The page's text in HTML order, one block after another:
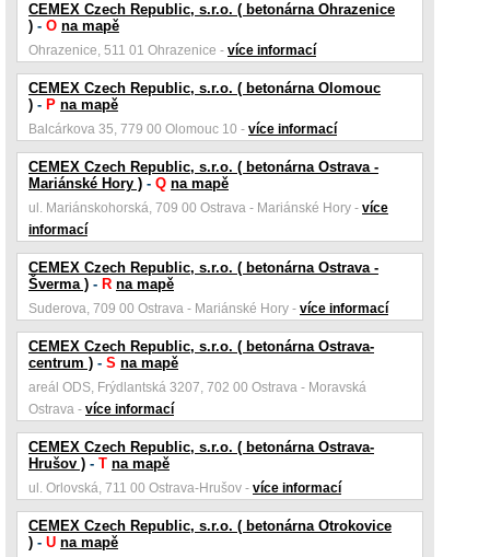
CEMEX Czech Republic, s.r.o. ( betonárna Ohrazenice
) - O na mapě
Ohrazenice, 511 01 Ohrazenice - více informací
CEMEX Czech Republic, s.r.o. ( betonárna Olomouc
) - P na mapě
Balcárkova 35, 779 00 Olomouc 10 - více informací
CEMEX Czech Republic, s.r.o. ( betonárna Ostrava -
Mariánské Hory ) - Q na mapě
ul. Mariánskohorská, 709 00 Ostrava - Mariánské Hory - více
informací
CEMEX Czech Republic, s.r.o. ( betonárna Ostrava -
Šverma ) - R na mapě
Suderova, 709 00 Ostrava - Mariánské Hory - více informací
CEMEX Czech Republic, s.r.o. ( betonárna Ostrava-
centrum ) - S na mapě
areál ODS, Frýdlantská 3207, 702 00 Ostrava - Moravská
Ostrava - více informací
CEMEX Czech Republic, s.r.o. ( betonárna Ostrava-
Hrušov ) - T na mapě
ul. Orlovská, 711 00 Ostrava-Hrušov - více informací
CEMEX Czech Republic, s.r.o. ( betonárna Otrokovice
) - U na mapě